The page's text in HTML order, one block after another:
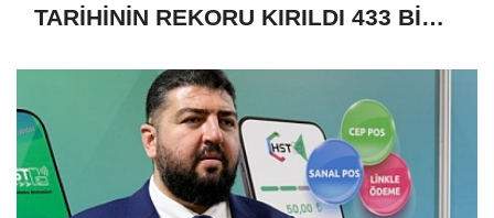
TARİHİNİN REKORU KIRILDI 433 BİN